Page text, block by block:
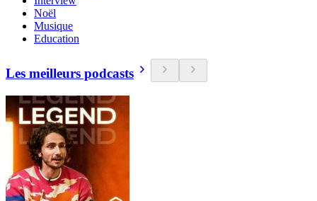
Noël
Musique
Education
Les meilleurs podcasts